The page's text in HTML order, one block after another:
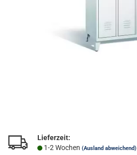
Lieferzeit:
1-2 Wochen (Ausland abweichend)